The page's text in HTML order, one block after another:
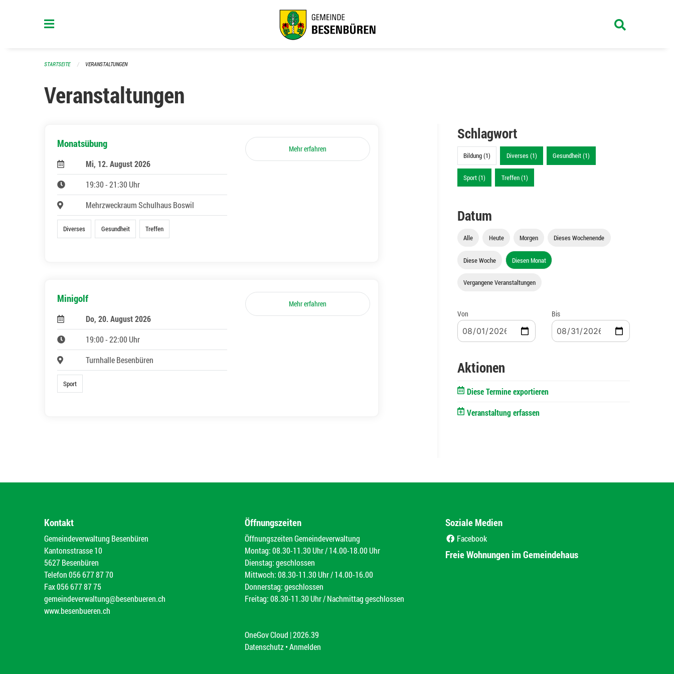
STARTSEITE VERANSTALTUNGEN
Veranstaltungen
Monatsübung
Mi, 12. August 2026
19:30 - 21:30 Uhr
Mehrzweckraum Schulhaus Boswil
Diverses Gesundheit Treffen
Mehr erfahren
Minigolf
Do, 20. August 2026
19:00 - 22:00 Uhr
Turnhalle Besenbüren
Sport
Mehr erfahren
Schlagwort
Bildung (1) Diverses (1) Gesundheit (1)
Sport (1) Treffen (1)
Datum
Alle Heute Morgen Dieses Wochenende
Diese Woche Diesen Monat
Vergangene Veranstaltungen
Von Bis
Aktionen
Diese Termine exportieren
Veranstaltung erfassen
Kontakt
Gemeindeverwaltung Besenbüren
Kantonsstrasse 10
5627 Besenbüren
Telefon056 677 87 70
Fax056 677 87 75
gemeindeverwaltung@besenbueren.ch
www.besenbueren.ch
Öffnungszeiten
Öffnungszeiten Gemeindeverwaltung
Montag: 08.30-11.30 Uhr / 14.00-18.00 Uhr
Dienstag: geschlossen
Mittwoch: 08.30-11.30 Uhr / 14.00-16.00
Donnerstag: geschlossen
Freitag: 08.30-11.30 Uhr / Nachmittag geschlossen
Soziale Medien
Facebook
Freie Wohnungen im Gemeindehaus
OneGov Cloud (External Link)
|2026.39
Datenschutz (External Link)
Anmelden